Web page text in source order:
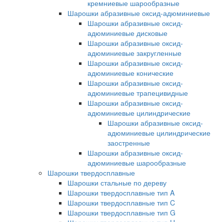
кремниевые шарообразные
Шарошки абразивные оксид-адюминиевые
Шарошки абразивные оксид-
адюминиевые дисковые
Шарошки абразивные оксид-
адюминиевые закругленные
Шарошки абразивные оксид-
адюминиевые конические
Шарошки абразивные оксид-
адюминиевые трапецивидные
Шарошки абразивные оксид-
адюминиевые цилиндрические
Шарошки абразивные оксид-
адюминиевые цилиндрические
заостренные
Шарошки абразивные оксид-
адюминиевые шарообразные
Шарошки твердосплавные
Шарошки стальные по дереву
Шарошки твердосплавные тип A
Шарошки твердосплавные тип C
Шарошки твердосплавные тип G